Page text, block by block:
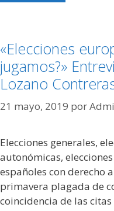
«Elecciones
jugamos?»
Lozano
21 mayo, 2019 por
Elecciones generales,
autonómicas,
españoles con derecho
primavera plagada de
coincidencia de las